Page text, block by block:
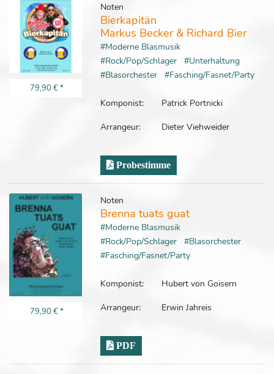
79,90 €*
Noten
Bierkapitän
Markus Becker & Richard Bier
#Moderne Blasmusik
#Rock/Pop/Schlager
#Unterhaltung
#Blasorchester
#Fasching/Fasnet/Party
Komponist:
Patrick Portnicki
Arrangeur:
Dieter Viehweider
Probestimme
79,90 €*
Noten
Brenna tuats guat
#Moderne Blasmusik
#Rock/Pop/Schlager
#Blasorchester
#Fasching/Fasnet/Party
Komponist:
Hubert von Goisern
Arrangeur:
Erwin Jahreis
PDF